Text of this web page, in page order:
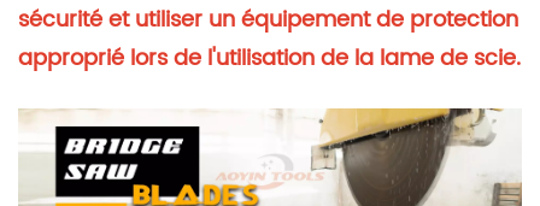
sécurité et utiliser un équipement de protection
approprié lors de l'utilisation de la lame de scie.